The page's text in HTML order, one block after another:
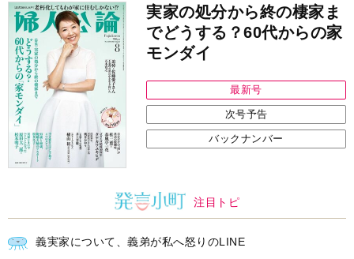
実家の処分から終の棲家ま
でどうする？60代からの家
モンダイ
最新号
次号予告
バックナンバー
注目トピ
義実家について、義弟が私へ怒りのLINE